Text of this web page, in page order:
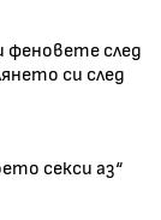
феновете след
си след
секси аз“